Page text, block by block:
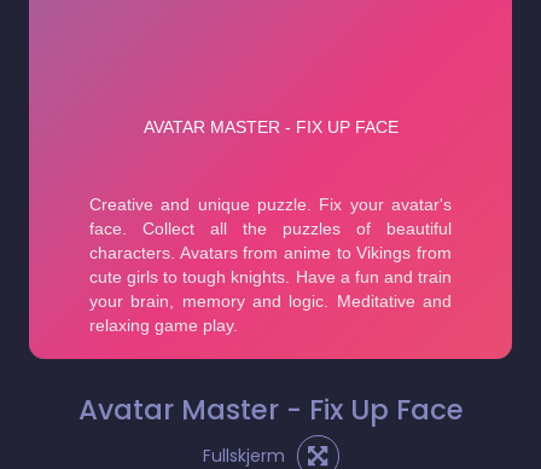
Avatar Master - Fix Up Face
Fullskjerm